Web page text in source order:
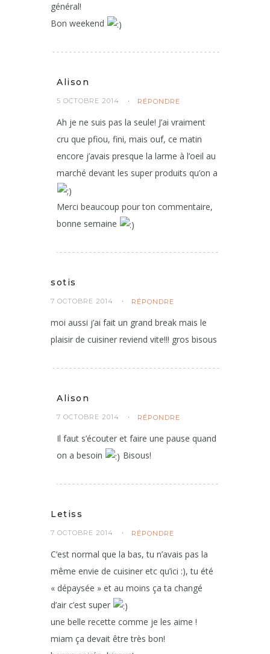
général!
Bon weekend
Alison
5 OCTOBRE 2014 RÉPONDRE
Ah je ne suis pas la seule! J’ai vraiment
cru que pfiou, fini, mais ouf, ce matin
encore j’avais presque la larme à l’oeil au
marché devant les super produits qu’on a
Merci beaucoup pour ton commentaire,
bonne semaine
sotis
7 OCTOBRE 2014 RÉPONDRE
moi aussi j’ai fait un grand break mais le
plaisir de cuisiner reviend vite!!! gros bisous
Alison
7 OCTOBRE 2014 RÉPONDRE
Il faut s’écouter et faire une pause quand
on a besoin
Bisous!
Letiss
7 OCTOBRE 2014 RÉPONDRE
C’est normal que la bas, tu n’avais pas la
même envie de cuisiner etc qu’ici :), tu été
« dépaysée » et au moins ça ta changé
d’air c’est super
une belle recette comme je les aime !
miam ça devait être très bon!